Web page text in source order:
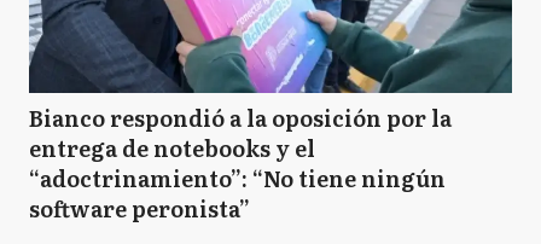
Bianco respondió a la oposición por la
entrega de notebooks y el
“adoctrinamiento”: “No tiene ningún
software peronista”